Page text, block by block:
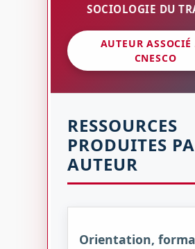
SOCIOLOGIE DU
AUTEUR ASSOCIÉ
CNESCO
RESSOURCES
PRODUITES
AUTEUR
Orientation,